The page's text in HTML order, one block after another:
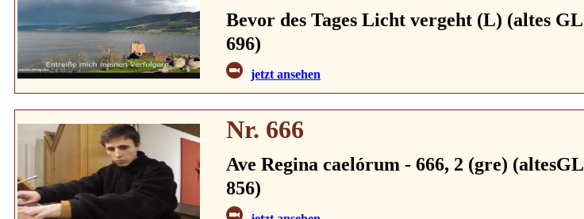
Bevor des Tages Licht vergeht (L) (altes GL
696)
jetzt ansehen
Nr. 666
Ave Regina caelórum - 666, 2 (gre) (altesGL
856)